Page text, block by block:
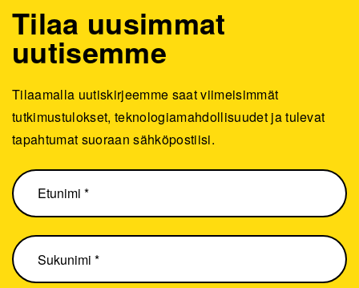
Tilaa uusimmat
uutisemme
Tilaamalla uutiskirjeemme saat viimeisimmät
tutkimustulokset, teknologiamahdollisuudet ja tulevat
tapahtumat suoraan sähköpostiisi.